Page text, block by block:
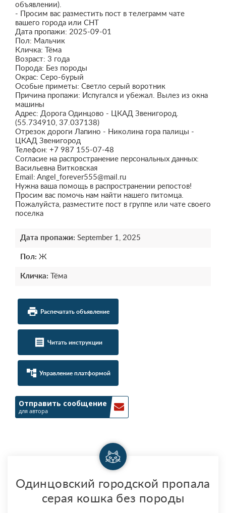
объявлении).
- Просим вас разместить пост в телеграмм чате
вашего города или СНТ
Дата пропажи: 2025-09-01
Пол: Мальчик
Кличка: Тёма
Возраст: 3 года
Порода: Без породы
Окрас: Серо-бурый
Особые приметы: Светло серый воротник
Причина пропажи: Испугался и убежал. Вылез из окна
машины
Адрес: Дорога Одинцово - ЦКАД Звенигород.
(55.734910, 37.037138)
Отрезок дороги Лапино - Николина гора палицы -
ЦКАД Звенигород
Телефон: +7 987 155-07-48
Согласие на распространение персональных данных:
Васильевна Витковская
Email: Angel_forever555@mail.ru
Нужна ваша помощь в распространении репостов!
Просим вас помочь нам найти нашего питомца.
Пожалуйста, разместите пост в группе или чате своего
поселка
Дата пропажи: September 1, 2025
Пол: Ж
Кличка: Тёма
local_printshop Распечатать объявление
receipt Читать инструкции
account_tree Управление платформой
Отправить сообщение
для автора
Одинцовский городской пропала
серая кошка без породы